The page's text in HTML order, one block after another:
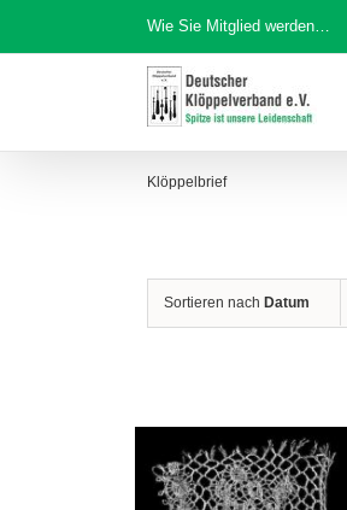
Inhalt
Wie Sie Mitglied werden…
Klöppelbrief
Sortieren nach Datum